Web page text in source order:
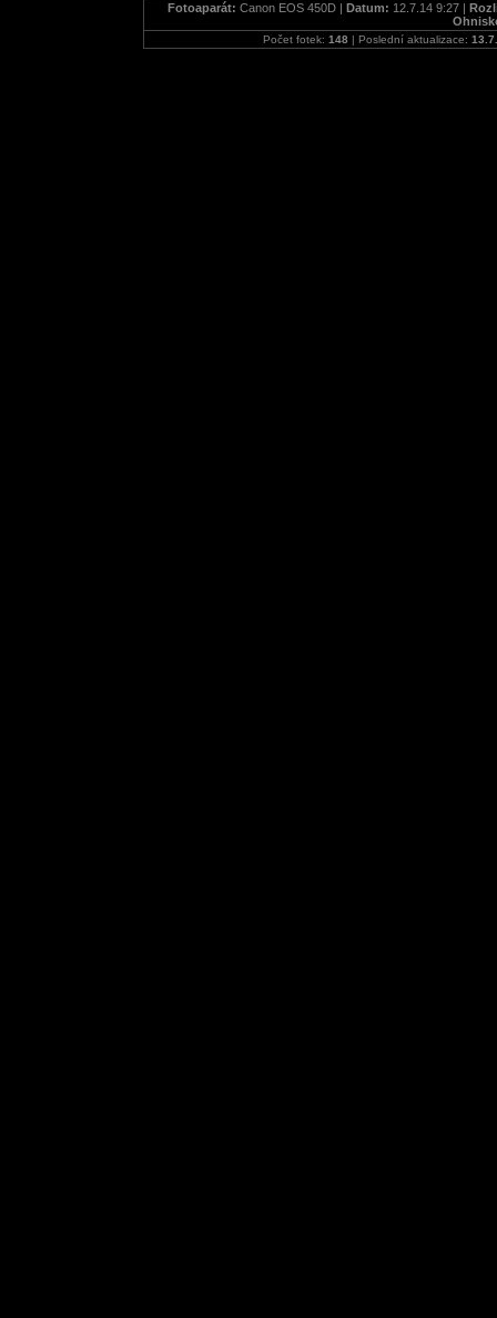
Fotoaparát: Canon EOS 450D | Datum: 12.7.14 9:27 |
Počet fotek: 148 | Poslední aktualizace: